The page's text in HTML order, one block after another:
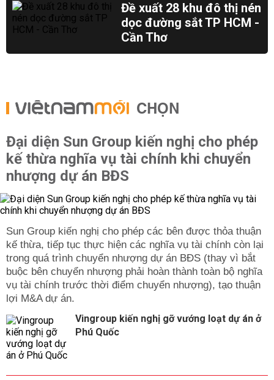
Đề xuất 28 khu đô thị nén
dọc đường sắt TP HCM -
Cần Thơ
CHỌN
Đại diện Sun Group kiến nghị cho phép
kế thừa nghĩa vụ tài chính khi chuyển
nhượng dự án BĐS
Sun Group kiến nghị cho phép các bên được thỏa thuận
kế thừa, tiếp tục thực hiện các nghĩa vụ tài chính còn lại
trong quá trình chuyển nhượng dự án BĐS (thay vì bắt
buộc bên chuyển nhượng phải hoàn thành toàn bộ nghĩa
vụ tài chính trước thời điểm chuyển nhượng), tạo thuận
lợi M&A dự án.
Vingroup kiến nghị gỡ vướng loạt dự án ở
Phú Quốc